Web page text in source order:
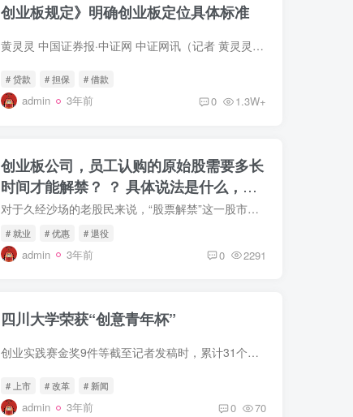
创业板规定》明确创业板定位具体标准
黄灵灵 中国证券报·中证网 中证网讯（记者 黄灵灵）深交所消息，12月30日，经中国证监会批准，深交所发布了《创业板企业发行上市申报及推荐暂行
# 贷款 # 担保 # 借款
admin 3年前 0 1.3W+
创业板公司，员工认购的原始股需要多长
时间才能解禁？ ？ 具体说法是什么，哪
里可以了解？
对于久经沙场的老股民来说，“股票解禁”这一股市术语并不陌生。但是对于刚入市不久的投资者来说，那就比较陌生了。学姐马上来跟大家讲解一下“股票解禁”，相信不懂的投资者朋友
# 就业 # 优惠 # 退役
admin 3年前 0 2291
四川大学荣获“创意青年杯”
创业实践赛金奖9件等截至记者发稿时，累计31个参赛项目达成意向签约，获得意向性投资1.3亿余元6月11日。
# 上市 # 改革 # 新闻
admin 3年前 0 70